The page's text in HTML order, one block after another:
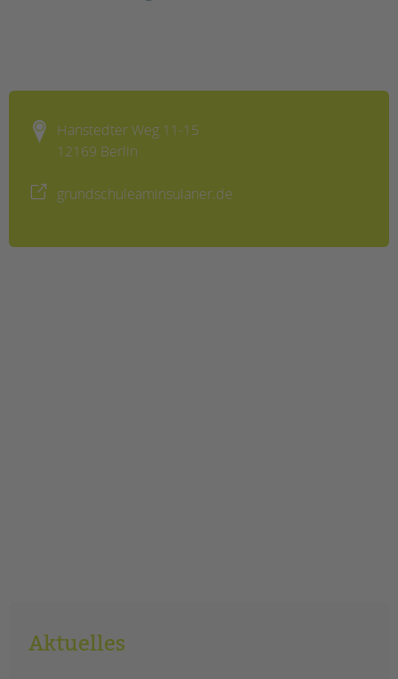
tandem als Arbeitgeberin
NEWS/BLOG
unkuerzbar
Hanstedter Weg 11-15
12169 Berlin
grundschuleaminsulaner.de
Aktuelles